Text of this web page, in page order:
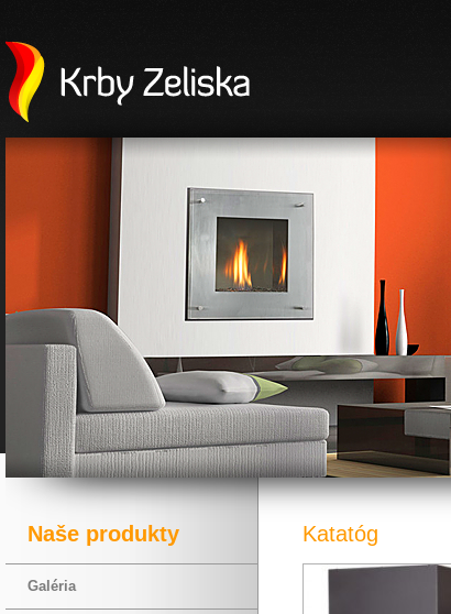
Naše produkty
Galéria
Katatóg